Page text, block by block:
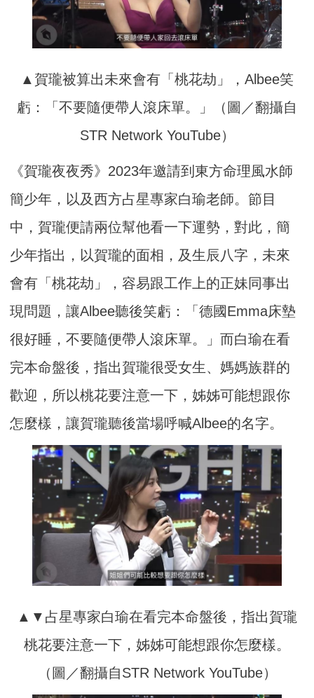
▲賀瓏被算出未來會有「桃花劫」，Albee笑
虧：「不要隨便帶人滾床單。」（圖／翻攝自
STR Network YouTube）
《賀瓏夜夜秀》2023年邀請到東方命理風水師
簡少年，以及西方占星專家白瑜老師。節目
中，賀瓏便請兩位幫他看一下運勢，對此，簡
少年指出，以賀瓏的面相，及生辰八字，未來
會有「桃花劫」，容易跟工作上的正妹同事出
現問題，讓Albee聽後笑虧：「德國Emma床墊
很好睡，不要隨便帶人滾床單。」而白瑜在看
完本命盤後，指出賀瓏很受女生、媽媽族群的
歡迎，所以桃花要注意一下，姊姊可能想跟你
怎麼樣，讓賀瓏聽後當場呼喊Albee的名字。
▲▼占星專家白瑜在看完本命盤後，指出賀瓏
桃花要注意一下，姊姊可能想跟你怎麼樣。
（圖／翻攝自STR Network YouTube）